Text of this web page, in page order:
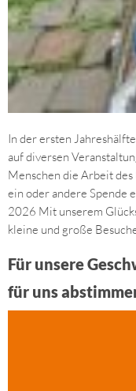
In der ersten
auf diversen
Menschen die Arbeit
ein oder andere Spende
2026 Mit unserem
kleine und große
Für unsere
für uns